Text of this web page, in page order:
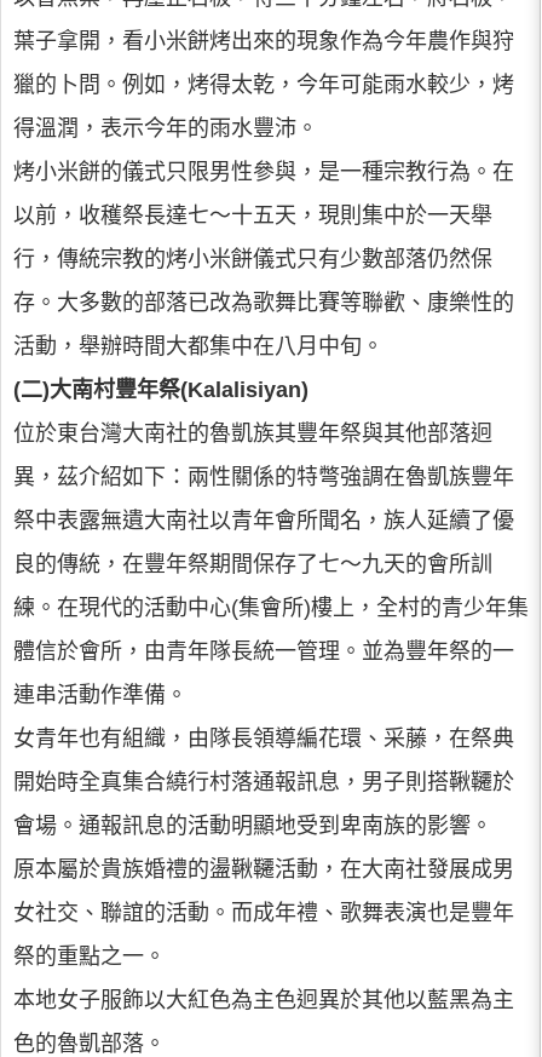
葉子拿開，看小米餅烤出來的現象作為今年農作與狩
獵的卜問。例如，烤得太乾，今年可能雨水較少，烤
得溫潤，表示今年的雨水豐沛。
烤小米餅的儀式只限男性參與，是一種宗教行為。在
以前，收穫祭長達七～十五天，現則集中於一天舉
行，傳統宗教的烤小米餅儀式只有少數部落仍然保
存。大多數的部落已改為歌舞比賽等聯歡、康樂性的
活動，舉辦時間大都集中在八月中旬。
(二)大南村豐年祭(Kalalisiyan)
位於東台灣大南社的魯凱族其豐年祭與其他部落迥
異，茲介紹如下：兩性關係的特彆強調在魯凱族豐年
祭中表露無遺大南社以青年會所聞名，族人延續了優
良的傳統，在豐年祭期間保存了七～九天的會所訓
練。在現代的活動中心(集會所)樓上，全村的青少年集
體信於會所，由青年隊長統一管理。並為豐年祭的一
連串活動作準備。
女青年也有組織，由隊長領導編花環、采藤，在祭典
開始時全真集合繞行村落通報訊息，男子則搭鞦韆於
會場。通報訊息的活動明顯地受到卑南族的影響。
原本屬於貴族婚禮的盪鞦韆活動，在大南社發展成男
女社交、聯誼的活動。而成年禮、歌舞表演也是豐年
祭的重點之一。
本地女子服飾以大紅色為主色迥異於其他以藍黑為主
色的魯凱部落。